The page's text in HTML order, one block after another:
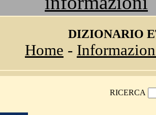
DIZIONARIO
Home -
RICERCA